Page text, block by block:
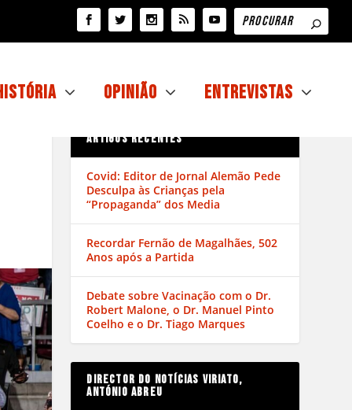
Opinião Entrevistas
ARTIGOS RECENTES
Covid: Editor de Jornal Alemão Pede
Desculpa às Crianças pela
“Propaganda” dos Media
Recordar Fernão de Magalhães, 502
Anos após a Partida
Debate sobre Vacinação com o Dr.
Robert Malone, o Dr. Manuel Pinto
Coelho e o Dr. Tiago Marques
DIRECTOR DO NOTÍCIAS VIRIATO,
ANTÓNIO ABREU